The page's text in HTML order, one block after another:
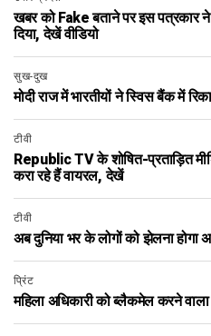
खबर को Fake बताने पर इस पत्रकार ने
दिया, देखें वीडियो
सुख-दुख
मोदी राज में भारतीयों ने स्विस बैंक में
टीवी
Republic TV के शोषित-प्रताड़ित
करा रहे हैं वायरल, देखें
टीवी
अब दुनिया भर के लोगों को झेलना होगा
प्रिंट
महिला अधिकारी को ब्लैकमेल करने